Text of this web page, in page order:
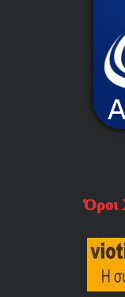
Όροι